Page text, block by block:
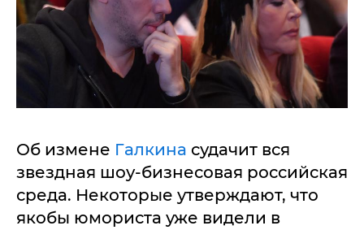
Об измене Галкина судачит вся
звездная шоу-бизнесовая российская
среда. Некоторые утверждают, что
якобы юмориста уже видели в